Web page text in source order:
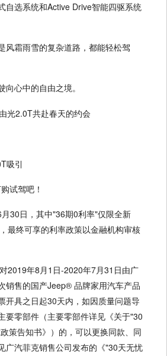
自选系统和Active Drive智能四驱系统
风霜雨雪的复杂道路，都能轻松驾
心中的自由之境。
吸引
试驾吧！
30日，其中"36期0利率"仅限全新
最终可享的利率政策以金融机构审核
2019年8月1日-2020年7月31日由广
销售的国产Jeep® 品牌家用汽车产品
开具之日起30天内，如因质量问题导
要零部件（主要零部件详见《关于"30
策告知书》）的，可以更换同款、同
广汽菲克销售公司发布的《"30天无忧